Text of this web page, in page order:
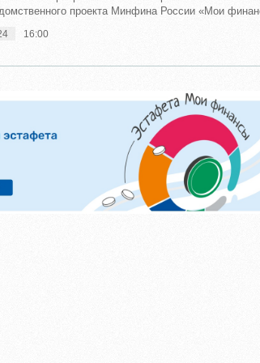
проекта Минфина России «Мои
16:00